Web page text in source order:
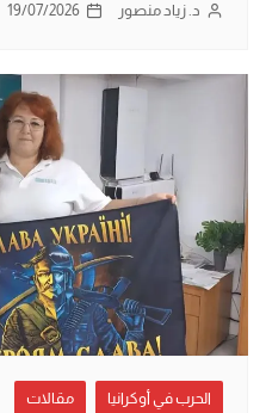
د. زياد منصور 19/07/2026
الحرب في أوكرانيا مقالات